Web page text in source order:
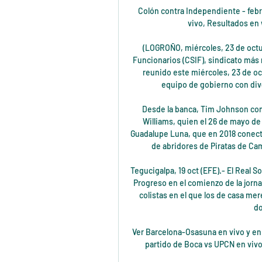
Colón contra Independiente - febrero 3, 2018 - Listados de TV y transmisión en línea en vivo, Resultados en vivo, Noticias y videos :: Live Soccer TV

(LOGROÑO, miércoles, 23 de octubre de 2019) La Central Sindical Independiente y de Funcionarios (CSIF), sindicato más representativo en las administraciones públicas, se ha reunido este miércoles, 23 de octubre, en mesa sectorial de Educación con el nuevo equipo de gobierno con diversos puntos en el orden del día, entre los que.

Desde la banca, Tim Johnson contará con el valioso aporte del utility Óscar Francisco Williams, quien el 26 de mayo de 2018 jugó las nueve posiciones, y del refuerzo José Guadalupe Luna, que en 2018 conectó 17 vuelacercas con Generales de Durango. La rotación de abridores de Piratas de Campeche tendría cuatro lugares asegurados para el.

Tegucigalpa, 19 oct (EFE).- El Real Sociedad venció este sábado de visita por 1-0 al Honduras Progreso en el comienzo de la jornada 15 del torneo hondureño Apertura, en un partido de colistas en el que los de casa merecieron mejor suerte. El Honduras Progreso fue claro dominador, pero el Real

Ver Barcelona-Osasuna en vivo y en directo hace 15 horas — hace 8 horas — Si querés ver el partido de Boca vs UPCN en vivo online por TyC Sports, te contamos el horario y los detalles.

En que canales ver Barcelona vs. Osasuna EN VIVO por hace 2 horas — Barcelona vs. Osasuna se podrá ver a través de las señales de DSports (DIRECTV) y DTVGO en América Latina. En tanto, por Sky Sports en México.

Vigésima temporada de la LNBP da comienzo con 17 jugadores con pasado NBA. Viviendo su segunda década de vida, la Liga Nacional tendrá casi dos decenas de basquetbolistas que estuvieron en la G-League, en la Summer League o tuvieron algunos minutos en la NBA.

Los directivos del Defensor Sporting uruguayo analizan qué tipo de sanción aplicará a los defensas Matías Malvino y Ramón Arias, que celebraron con una juerga con mujeres la victoria en Medellín por 0-2 sobre el Atlético Nacional en la ida de los cuartos de final de la Copa Libertadores.

Radio En Línea, Información, Noticias Y Música De Cuenca Ecuador Y El Mundo En Nacional Golea A La Reserva De Fuerza Amarilla | Radio Espectáculo La Hora y Fecha en ECUADOR

Cuba Canadá en directo: Consulta el resultado del partido Cuba Canadá en vivo y sigue el marcador en directo gracias a nuestro livescore. Partido Liga De Naciones CONCACAF A, …

sanguiao.com rechaza la responsabilidad derivada de una mala utilización de los contenidos y se reserva el derecho a actualizar, modificar o eliminar la información contenida en el sitio web y limitar o no permitir el acceso a esta información de manera temporal o definitiva.

Barcelona vs. Osasuna, en vivo: cómo ver online el partido hace 3 horas — Barcelona y Osasuna definen este jueves el segundo finalista de la Supercopa de España 2024 que se lleva a cabo en Riad, Arabia Saudita.

Escucha y descarga los episodios de Podcast Unión Rayo gratis. 161º programa de la radio Unión Rayo, radio oficial del Rayo Vallecano dirigido por Javier Boned y David Briz. El programa de este miércoles com... Programa: Podcast Unión Rayo. Canal: Unión Rayo. Tiempo: 01:03:45 Subido 18/09 a …

Dónde ver el Barcelona vs Osasuna en directo online hace 1 hora — Dónde ver online gratis en vivo el partido del Barcelona hoy contra el Osasuna y en qué canal echan la Supercopa de España en directo.

FC Barcelona vs Osasuna en Televisión: Cuándo y dónde hace 6 horas — Fútbol en vivo: FC Barcelona-Osasuna por TV en América. En Estados Unidos, el partido de LaLiga Santander 2022-2023 entre Barça y Osasuna puede verse en vivo ...

Barcelona vs Osasuna EN VIVO: ¿cómo ver transmisión TV hace 11 horas — Cobertura en tiempo real del partido Barcelona vs Osasuna en vivo y